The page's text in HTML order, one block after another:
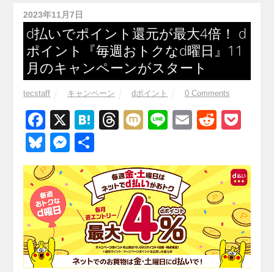
2023年11月7日
d払いでポイント還元が最大4倍！ d
ポイント『毎週おトクなd曜日』11
月のキャンペーンがスタート
tecstaff キャンペーン dポイント 0 Comments
F
a
c
e
b
o
o
k
X
H
e
n
a
T
e
a
d
s
M
Li
e
E
ail
R
d
di
t
ck
et
Bl
u
e
sk
y
M
e
ss
e
n
g
er
有